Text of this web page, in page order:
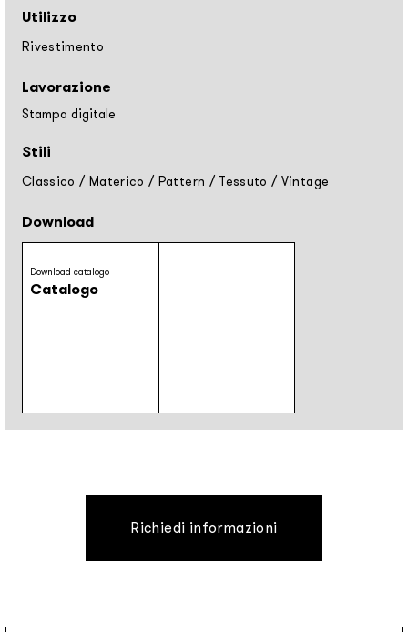
Utilizzo
Rivestimento
Lavorazione
Stampa digitale
Stili
Classico / Materico / Pattern / Tessuto / Vintage
Download
Download catalogo
Catalogo
Richiedi informazioni